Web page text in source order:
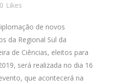
0 Likes
de novos
da Regional Sul da
de Ciências, eleitos para
será realizada no dia 16
que acontecerá na